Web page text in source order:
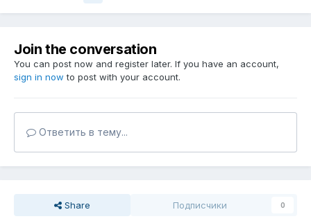
Join the conversation
You can post now and register later. If you have an account,
sign in now to post with your account.
Ответить в тему...
Share Подписчики 0